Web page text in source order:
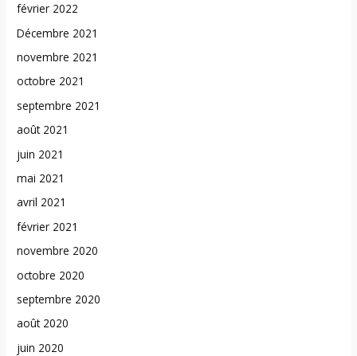
février 2022
Décembre 2021
novembre 2021
octobre 2021
septembre 2021
août 2021
juin 2021
mai 2021
avril 2021
février 2021
novembre 2020
octobre 2020
septembre 2020
août 2020
juin 2020